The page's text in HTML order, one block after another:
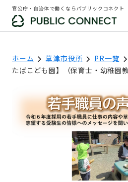
官公庁・自治体で働くならパブリックコネクト
ホーム 草津市役所 PR一覧
たばこども園】（保育士・幼稚園教